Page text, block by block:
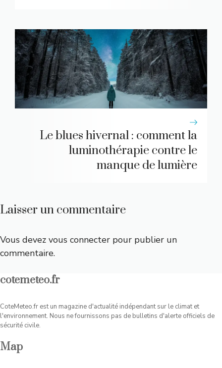
Le blues hivernal : comment la
luminothérapie contre le
manque de lumière
Laisser un commentaire
Vous devez vous connecter pour publier un
commentaire.
cotemeteo.fr
CoteMeteo.fr est un magazine d'actualité indépendant sur le climat et
l'environnement. Nous ne fournissons pas de bulletins d'alerte officiels de
sécurité civile.
Map